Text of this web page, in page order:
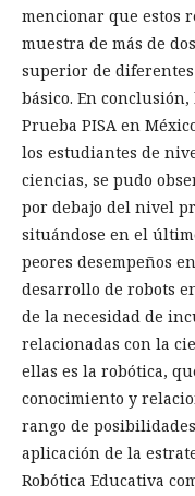
mencionar que estos
muestra de más de
superior de
básico. En conclusión,
Prueba PISA en
los estudiantes de
ciencias, se pudo
por debajo del nivel
situándose en el
peores desempeños
desarrollo de robots
de la necesidad de
relacionadas con la
ellas es la robótica,
conocimiento y
rango de
aplicación de la
Robótica Educativa